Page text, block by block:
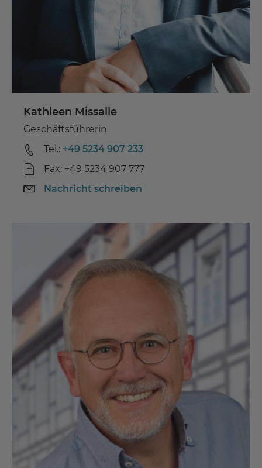
Kathleen Missalle
Geschäftsführerin
Tel.: +49 5234 907 233
Fax: +49 5234 907 777
Nachricht schreiben